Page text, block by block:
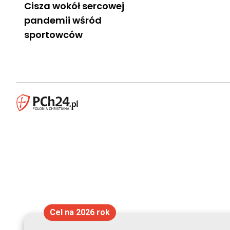
Cisza wokół sercowej
pandemii wśród
sportowców
Cel na 2026 rok